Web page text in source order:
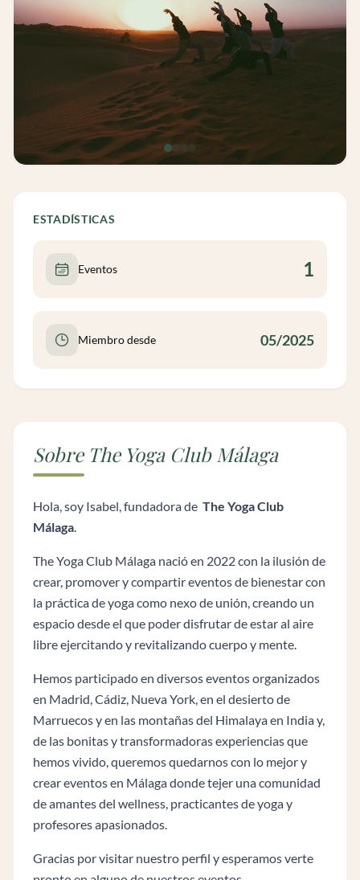
ESTADÍSTICAS
Eventos 1
Miembro desde 05/2025
Sobre The Yoga Club Málaga
Hola, soy Isabel, fundadora de The Yoga Club
Málaga.
The Yoga Club Málaga nació en 2022 con la ilusión de
crear, promover y compartir eventos de bienestar con
la práctica de yoga como nexo de unión, creando un
espacio desde el que poder disfrutar de estar al aire
libre ejercitando y revitalizando cuerpo y mente.
Hemos participado en diversos eventos organizados
en Madrid, Cádiz, Nueva York, en el desierto de
Marruecos y en las montañas del Himalaya en India y,
de las bonitas y transformadoras experiencias que
hemos vivido, queremos quedarnos con lo mejor y
crear eventos en Málaga donde tejer una comunidad
de amantes del wellness, practicantes de yoga y
profesores apasionados.
Gracias por visitar nuestro perfil y esperamos verte